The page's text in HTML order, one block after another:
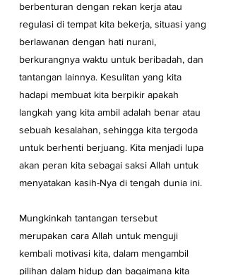
berbenturan dengan rekan kerja atau
regulasi di tempat kita bekerja, situasi yang
berlawanan dengan hati nurani,
berkurangnya waktu untuk beribadah, dan
tantangan lainnya. Kesulitan yang kita
hadapi membuat kita berpikir apakah
langkah yang kita ambil adalah benar atau
sebuah kesalahan, sehingga kita tergoda
untuk berhenti berjuang. Kita menjadi lupa
akan peran kita sebagai saksi Allah untuk
menyatakan kasih-Nya di tengah dunia ini.
Mungkinkah tantangan tersebut
merupakan cara Allah untuk menguji
kembali motivasi kita, dalam mengambil
pilihan dalam hidup dan bagaimana kita